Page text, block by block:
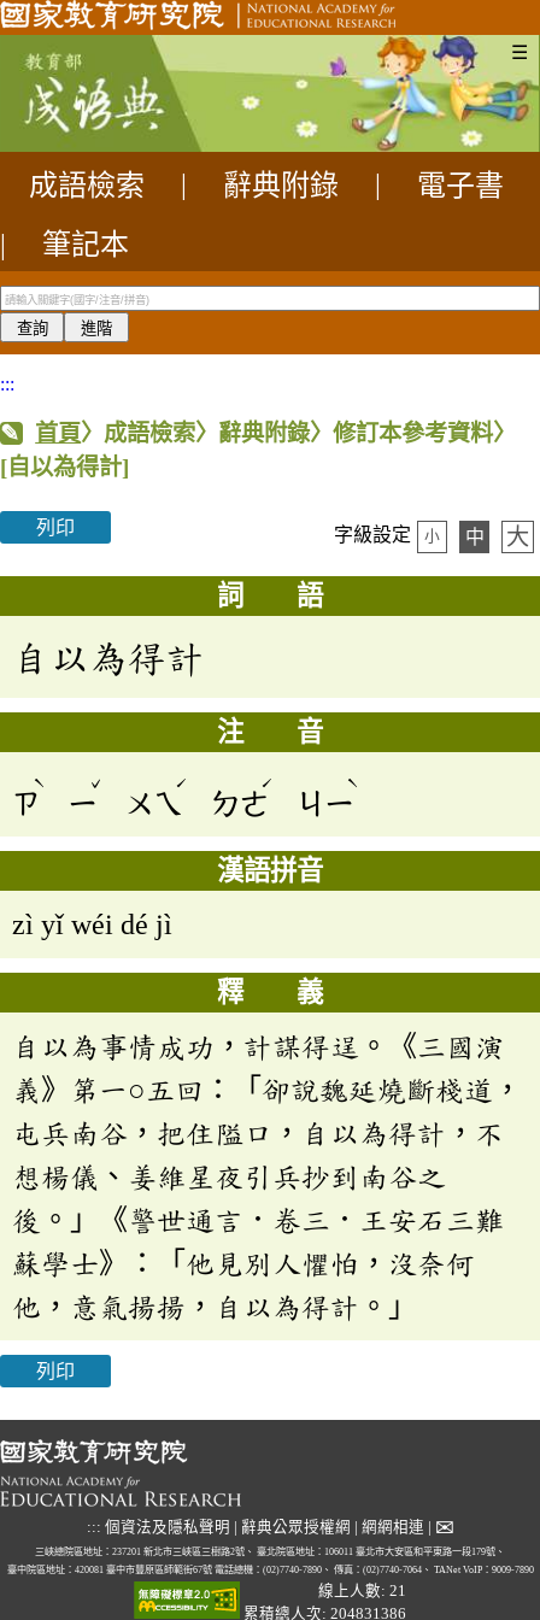
☰
成語檢索 辭典附錄
電子書
|
筆記本
:::
首頁〉成語檢索〉辭典附錄〉修訂本參考資料〉
[自以為得計]
列印 字級設定 小 中 大
詞 語
自以為得計
注 音
ㄗ
ˋ
ㄧ
ˇ
ㄨㄟ
ˊ
ㄉㄜ
ˊ
ㄐㄧ
ˋ
漢語拼音
zì yǐ wéi dé jì
釋 義
自以為事情成功，計謀得逞。《三國演
義》第一○五回：「卻說魏延燒斷棧道，
屯兵南谷，把住隘口，自以為得計，不
想楊儀、姜維星夜引兵抄到南谷之
後。」《警世通言．卷三．王安石三難
蘇學士》：「他見別人懼怕，沒奈何
他，意氣揚揚，自以為得計。」
列印
::: 個資法及隱私聲明 辭典公眾授權網 網網相連 ✉
三峽總院區地址：237201 新北市三峽區三樹路2號、 臺北院區地址：106011 臺北市大安區和平東路一段179號、
臺中院區地址：420081 臺中市豐原區師範街67號 電話總機：(02)7740-7890、 傳真：(02)7740-7064、 TANet VoIP：9009-7890
線上人數: 21
累積總人次: 204831386